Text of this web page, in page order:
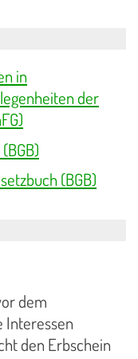
in
der
(BGB)
dem
Interessen
den Erbschein